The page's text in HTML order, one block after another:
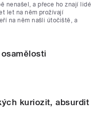
nenašel, a přece ho znají lidé
let na něm prožívají
na něm našli útočiště, a
kuriozit, absurdit